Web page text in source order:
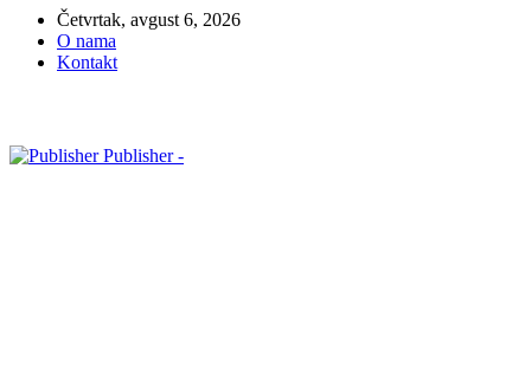
Četvrtak, avgust 6, 2026
O nama
Kontakt
Publisher -